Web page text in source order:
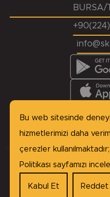
BURSA/
Copyright © 2026 SKT
Bu web sitesinde
hizmetlerimizi daha
çerezler
Politikası sayfamızı
Kabul Et Reddet